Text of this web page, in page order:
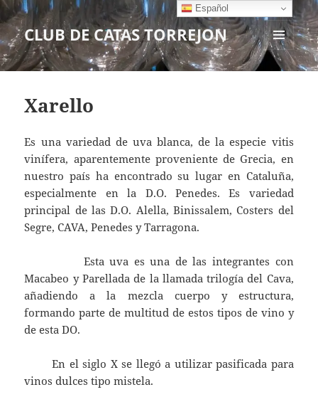
CLUB DE CATAS TORREJON
MENÚ
Y
Xarello
Es una variedad de uva blanca, de la especie vitis
vinífera, aparentemente proveniente de Grecia, en
nuestro país ha encontrado su lugar en Cataluña,
especialmente en la D.O. Penedes. Es variedad
principal de las D.O. Alella, Binissalem, Costers del
Segre, CAVA, Penedes y Tarragona.
Esta uva es una de las integrantes con
Macabeo y Parellada de la llamada trilogía del Cava,
añadiendo a la mezcla cuerpo y estructura,
formando parte de multitud de estos tipos de vino y
de esta DO.
En el siglo X se llegó a utilizar pasificada para
vinos dulces tipo mistela.
Español